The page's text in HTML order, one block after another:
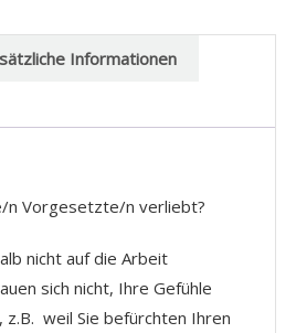
Informationen
n Vorgesetzte/n verliebt?
nicht auf die Arbeit
sich nicht, Ihre Gefühle
z.B. weil Sie befürchten Ihren